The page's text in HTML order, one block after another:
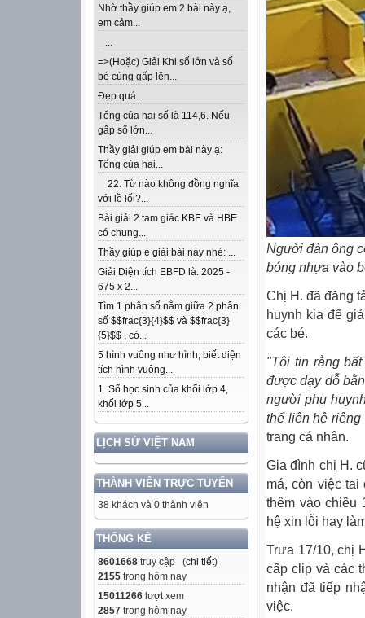
Nhờ thầy giúp em 2 bài này ạ,
em cảm...
...
=>(Hoặc) Giải Khi số lớn và số
bé cùng gấp lên...
Đẹp quá...
Tổng của hai số là 114,6. Nếu
gấp số lớn...
Thầy giải giúp em bài này ạ:
Tổng của hai...
22. Từ nào không đồng nghĩa
với lề lối?...
Bài giải 2 tam giác KBE và HBE
có chung...
Thầy giúp e giải bài này nhé: ...
Giải Diện tích EBFD là: 2025 -
675 x 2...
Tìm 1 phân số nằm giữa 2 phân
số $$frac{3}{4}$$ và $$frac{3}
{5}$$ , có...
5 hình vuông như hình, biết diện
tích hình vuông...
1. Số học sinh của khối lớp 4,
khối lớp 5...
LỊCH SỬ VIỆT NAM
THÀNH VIÊN TRỰC TUYẾN
38 khách và 0 thành viên
THỐNG KÊ
8601668 truy cập (chi tiết)
2155 trong hôm nay
15011266 lượt xem
2857 trong hôm nay
Người đàn ông
bóng nhựa vào
Chị H. đã đăng
huynh kia để
các bé.
"Tôi tin rằng
được dạy dỗ
người phụ
thể liên hệ
trang cá nhân.
Gia đình chị H.
má, còn việc
thêm vào chiều
hệ xin lỗi hay
Trưa 17/10, chị
cấp clip và các
nhận đã tiếp
việc.